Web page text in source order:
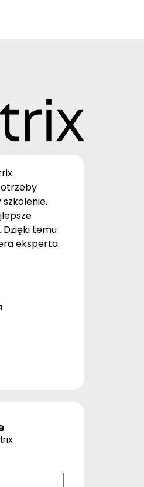
Dzięki temu
eksperta.